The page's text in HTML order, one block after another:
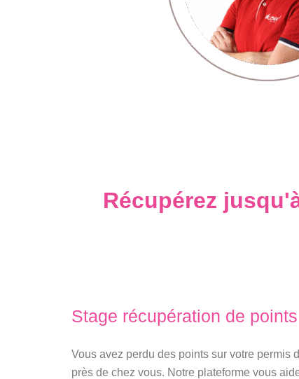
Récupérez
Stage récupération de
Vous avez perdu des points sur votre permis
près de chez vous. Notre plateforme vous